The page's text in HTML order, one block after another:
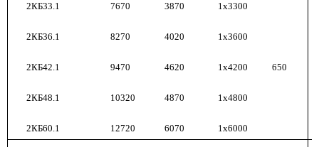
2КБ33.1 7670 3870 1x3300
2КБ36.1 8270 4020 1x3600
2КБ42.1 9470 4620 1x4200 650
2КБ48.1 10320 4870 1x4800
2КБ60.1 12720 6070 1x6000